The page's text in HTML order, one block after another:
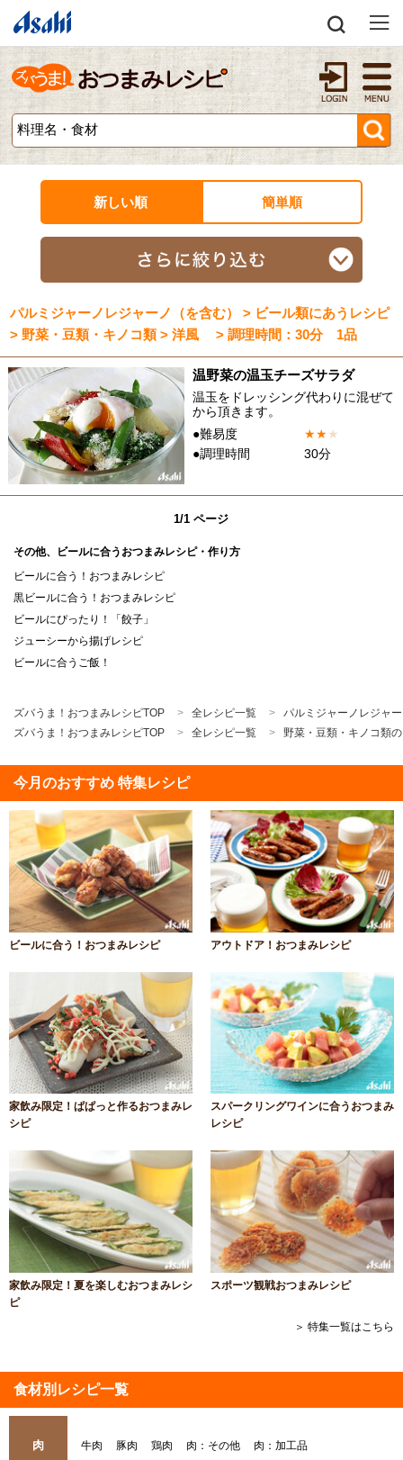
新しい順 簡単順
パルミジャーノレジャーノ（を含む） > ビール類にあうレシピ
> 野菜・豆類・キノコ類 > 洋風 > 調理時間：30分 1品
温野菜の温玉チーズサラダ
温玉をドレッシング代わりに混ぜて
から頂きます。
●難易度
★★★
●調理時間
30分
1/1 ページ
その他、ビールに合うおつまみレシピ・作り方
ビールに合う！おつまみレシピ
黒ビールに合う！おつまみレシピ
ビールにぴったり！「餃子」
ジューシーから揚げレシピ
ビールに合うご飯！
ズバうま！おつまみレシピTOP 全レシピ一覧
パルミジャーノレジャ
ズバうま！おつまみレシピTOP
全レシピ一覧 野菜・豆類・キノコ類
今月のおすすめ 特集レシピ
ビールに合う！おつまみレシピ アウトドア！おつまみレシピ
家飲み限定！ぱぱっと作るおつまみレ
シピ
スパークリングワインに合うおつまみ
レシピ
家飲み限定！夏を楽しむおつまみレシ
ピ
スポーツ観戦おつまみレシピ
＞ 特集一覧はこちら
食材別レシピ一覧
肉 牛肉 豚肉 鶏肉 肉：その他 肉：加工品